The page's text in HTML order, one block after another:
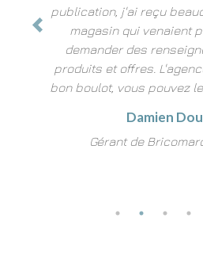
j'ai reçu beaucoup de clients en
qui venaient pour acheter ou
des renseignements sur nos
offres. L'agence fait vraiment du
vous pouvez leur faire confiance.
de Bricomarché Caudry